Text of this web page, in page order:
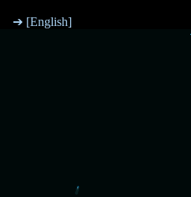
➔ [English]